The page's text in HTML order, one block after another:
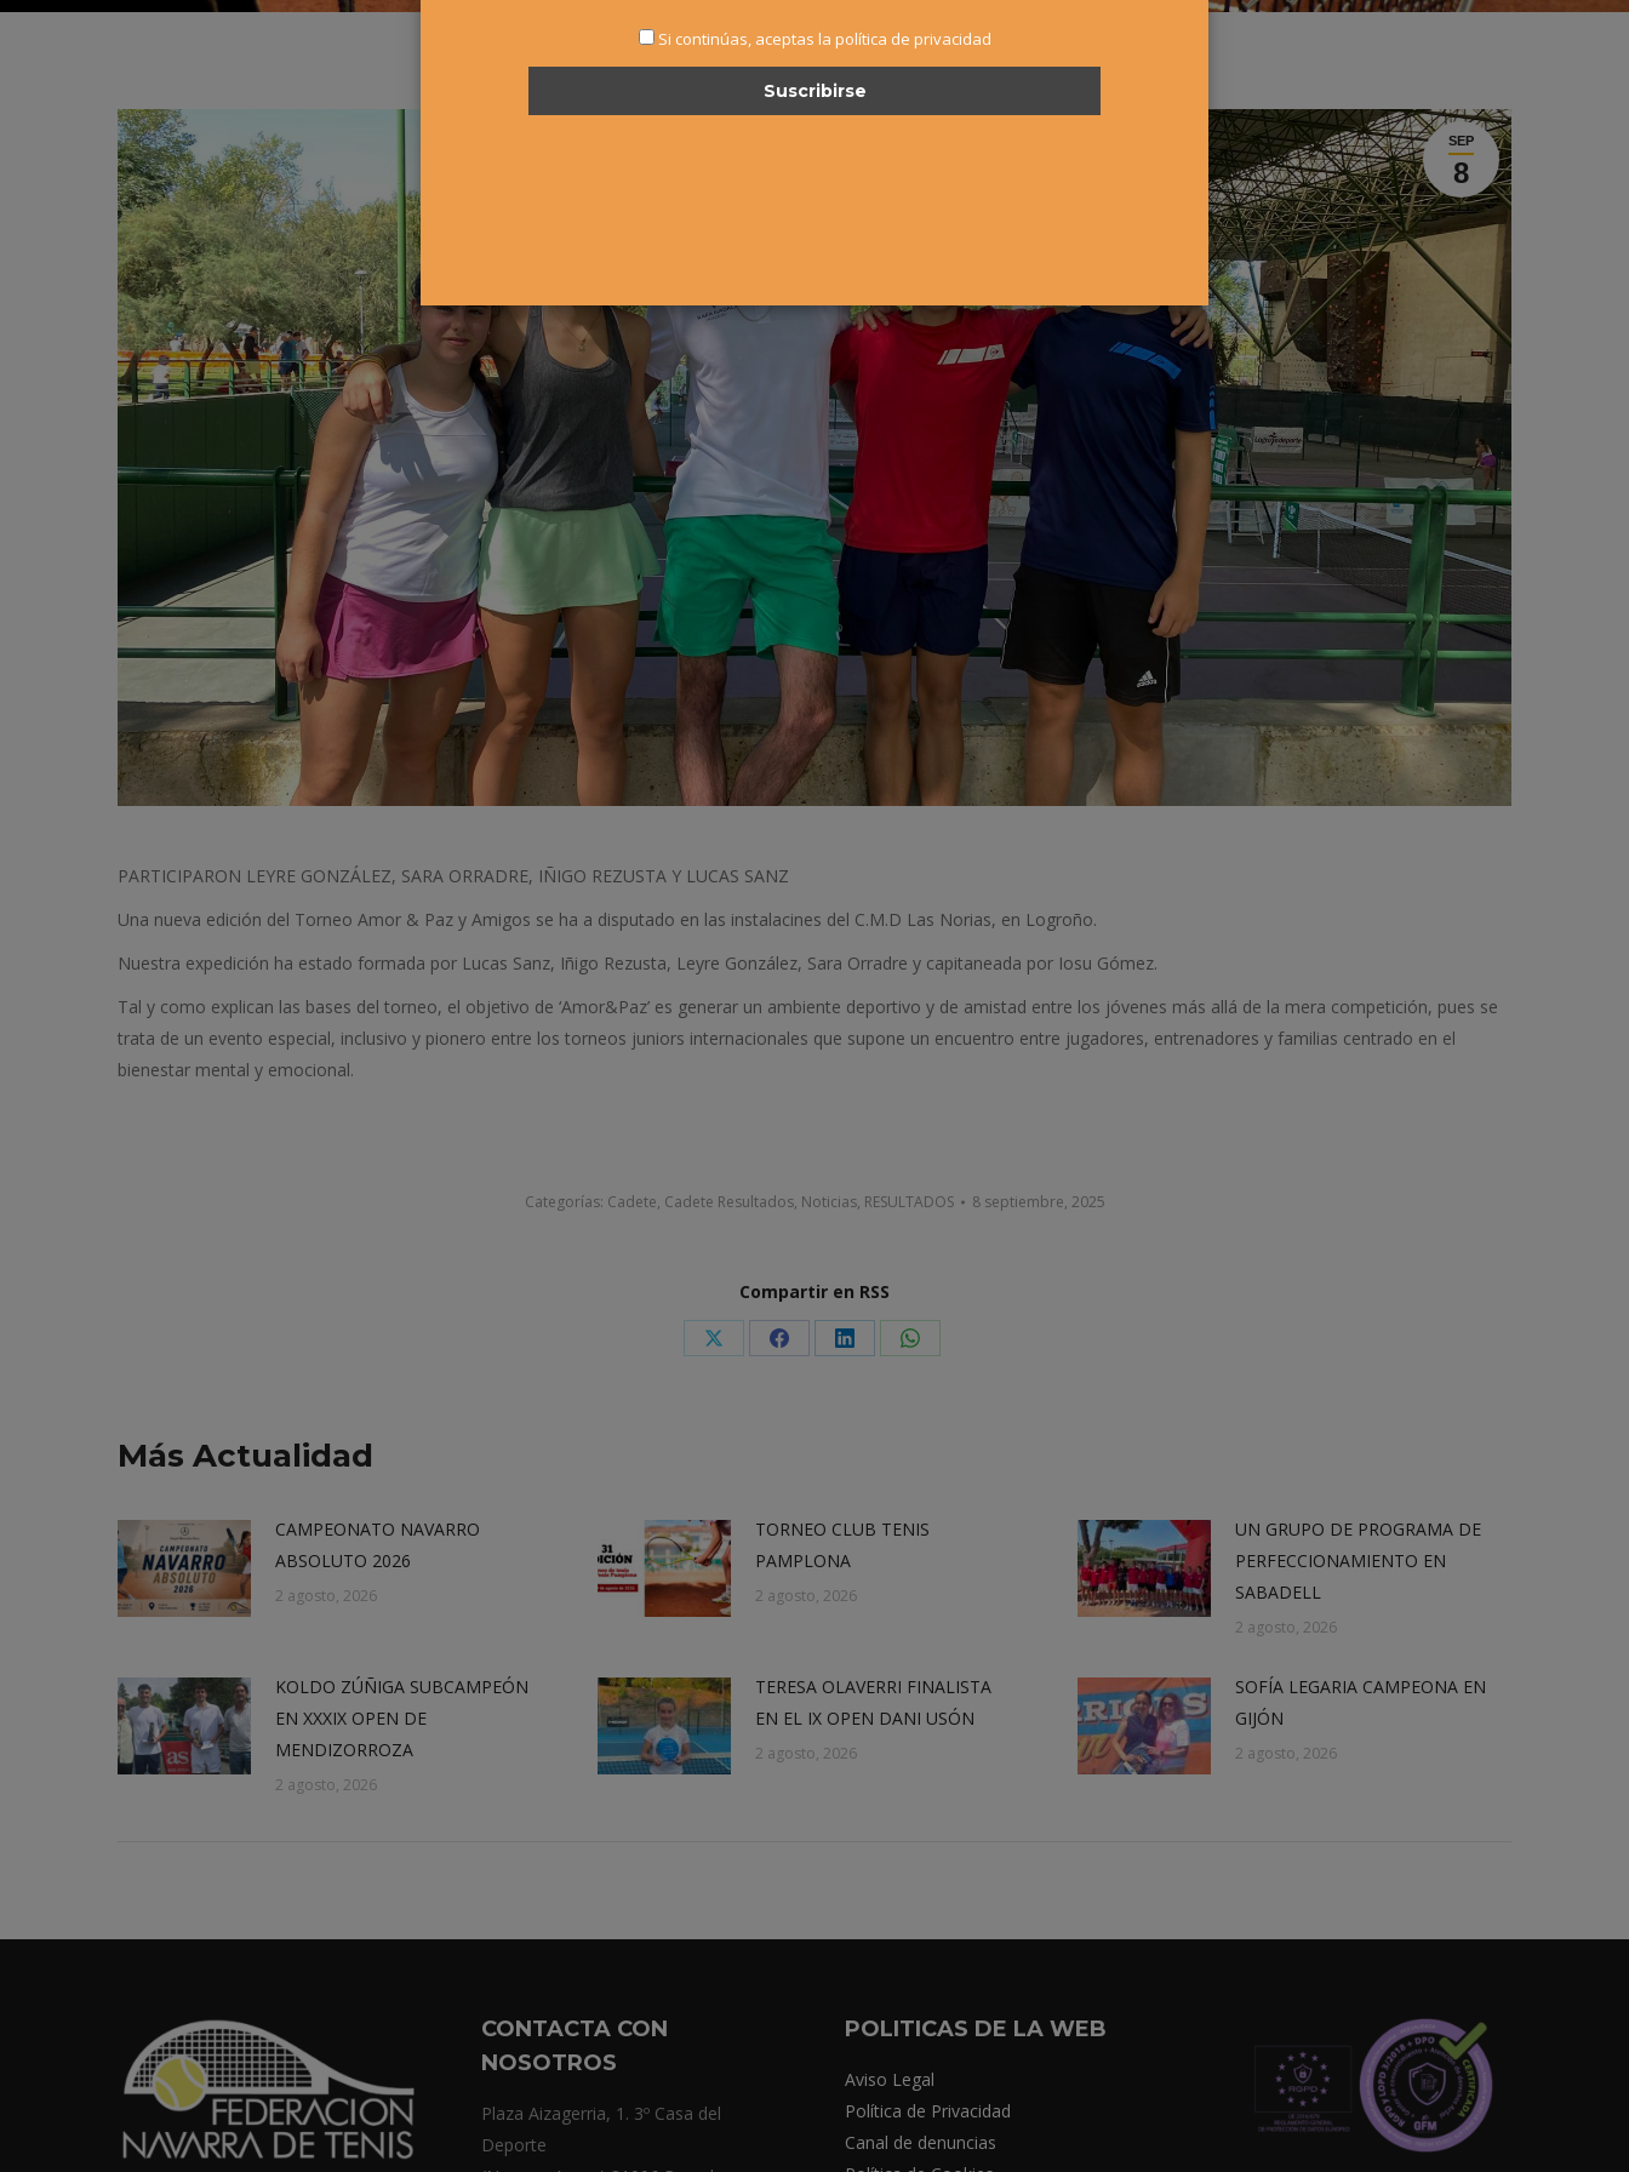
SEP
8
PARTICIPARON LEYRE GONZÁLEZ, SARA ORRADRE, IÑIGO REZUSTA Y LUCAS SANZ
Una nueva edición del Torneo Amor & Paz y Amigos se ha a disputado en las instalacines del C.M.D Las Norias, en Logroño.
Nuestra expedición ha estado formada por Lucas Sanz, Iñigo Rezusta, Leyre González, Sara Orradre y capitaneada por Iosu Gómez.
Tal y como explican las bases del torneo, el objetivo de ‘Amor&Paz’ es generar un ambiente deportivo y de amistad entre los jóvenes más allá de la mera competición, pues se
trata de un evento especial, inclusivo y pionero entre los torneos juniors internacionales que supone un encuentro entre jugadores, entrenadores y familias centrado en el
bienestar mental y emocional.
Categorías: Cadete, Cadete Resultados, Noticias, RESULTADOS 8 septiembre, 2025
Compartir en RSS
Share Share Share Share
Más Actualidad
CAMPEONATO NAVARRO
ABSOLUTO 2026
2 agosto, 2026
TORNEO CLUB TENIS
PAMPLONA
2 agosto, 2026
UN GRUPO DE PROGRAMA DE
PERFECCIONAMIENTO EN
SABADELL
2 agosto, 2026
KOLDO ZÚÑIGA SUBCAMPEÓN
EN XXXIX OPEN DE
MENDIZORROZA
2 agosto, 2026
TERESA OLAVERRI FINALISTA
EN EL IX OPEN DANI USÓN
2 agosto, 2026
SOFÍA LEGARIA CAMPEONA EN
GIJÓN
2 agosto, 2026
CONTACTA CON
NOSOTROS
Plaza Aizagerria, 1. 3º Casa del
Deporte
POLITICAS DE LA WEB
Aviso Legal
Política de Privacidad
Canal de denuncias
Si continúas, aceptas la política de privacidad